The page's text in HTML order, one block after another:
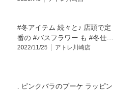
#冬アイテム 続々と♪ 店頭で定
番の #バスフラワー も #冬仕…
2022/11/25 アトレ川崎店
. ピンクバラのブーケ ラッピン